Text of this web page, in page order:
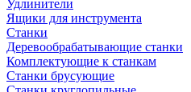
Удлинители
Ящики для инструмента
Станки
Деревообрабатывающие станки
Комплектующие к станкам
Станки брусующие